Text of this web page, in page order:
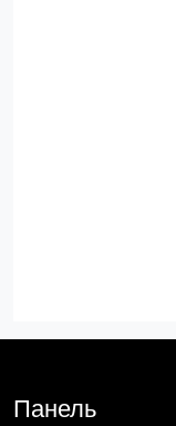
Панель